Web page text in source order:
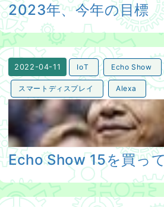
2023年、今年の目標
2022-04-11 IoT Echo Show
スマートディスプレイ Alexa
Echo Show 15を買ってみての感想
Echo Show 15を買っ